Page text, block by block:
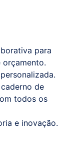
para
orçamento.
de
todos os
e inovação.